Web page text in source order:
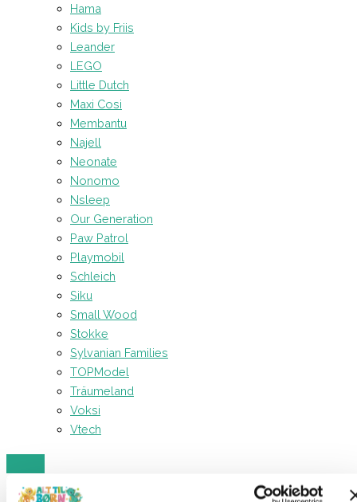
Hama
Kids by Friis
Leander
LEGO
Little Dutch
Maxi Cosi
Membantu
Najell
Neonate
Nonomo
Nsleep
Our Generation
Paw Patrol
Playmobil
Schleich
Siku
Small Wood
Stokke
Sylvanian Families
TOPModel
Träumeland
Voksi
Vtech
Barbie – Tøjsæt til Ken og Barbie